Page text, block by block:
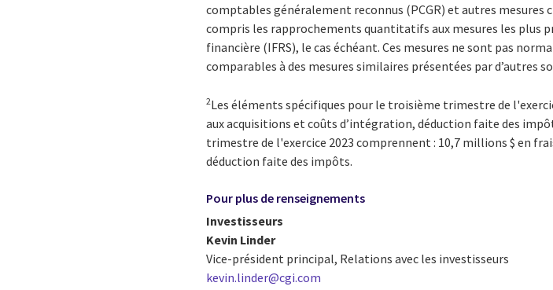
comptables généralement reconnus (PCGR) et autres mesures
compris les rapprochements quantitatifs aux mesures les plus
financière (IFRS), le cas échéant. Ces mesures ne sont pas
comparables à des mesures similaires présentées par d’autres
2Les éléments spécifiques pour le troisième trimestre de
aux acquisitions et coûts d’intégration, déduction faite des
trimestre de l'exercice 2023 comprennent : 10,7 millions $ en
déduction faite des impôts.
Pour plus de renseignements
Investisseurs
Kevin Linder
Vice-président principal, Relations avec les investisseurs
kevin.linder@cgi.com